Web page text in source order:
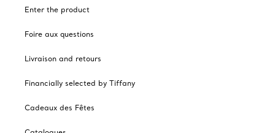
Enter the product
Foire aux questions
Livraison and retours
Financially selected by Tiffany
Cadeaux des Fêtes